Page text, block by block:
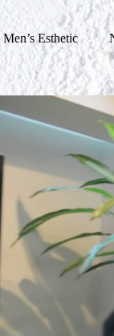
Men’s Esthetic